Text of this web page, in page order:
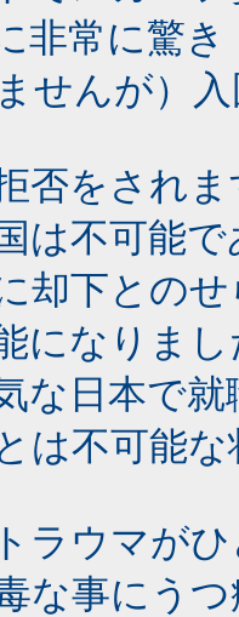
非常に驚
せんが）
否をされ
は不可能
却下との
になりまし
な日本で
は不可能
ラウマが
な事にう